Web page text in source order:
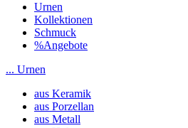
Urnen
Kollektionen
Schmuck
%Angebote
... Urnen
aus Keramik
aus Porzellan
aus Metall